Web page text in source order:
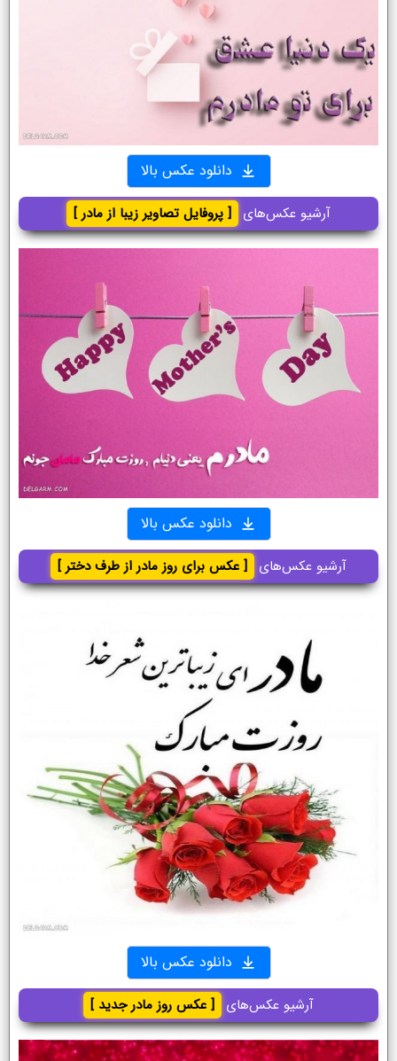
دانلود عکس بالا
آرشیو عکس‌های [ پروفایل تصاویر زیبا از مادر ]
دانلود عکس بالا
آرشیو عکس‌های [ عکس برای روز مادر از طرف دختر ]
دانلود عکس بالا
آرشیو عکس‌های [ عکس روز مادر جدید ]